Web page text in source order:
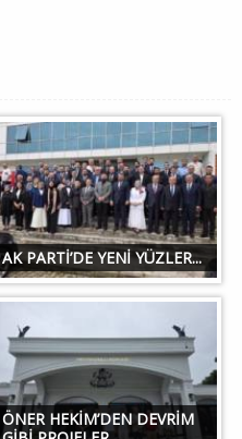
AK PARTİ’DE YENİ YÜZLER...
ÖNER HEKİM’DEN DEVRİM